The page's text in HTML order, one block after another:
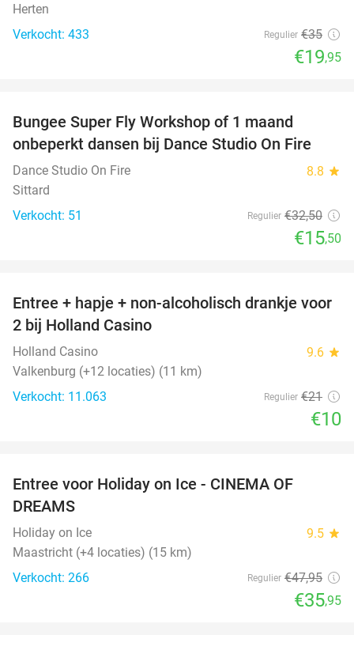
Herten
Verkocht: 433
Regulier €35
€19,95
Bungee Super Fly Workshop of 1 maand
onbeperkt dansen bij Dance Studio On Fire
Dance Studio On Fire 8.8 star
Sittard
Verkocht: 51
Regulier €32,50
€15,50
52%
Entree + hapje + non-alcoholisch drankje voor
2 bij Holland Casino
Holland Casino 9.6 star
Valkenburg (+12 locaties) (11 km)
Verkocht: 11.063
Regulier €21
€10
Entree voor Holiday on Ice - CINEMA OF
DREAMS
Holiday on Ice 9.5 star
Maastricht (+4 locaties) (15 km)
Verkocht: 266
Regulier €47,95
€35,95